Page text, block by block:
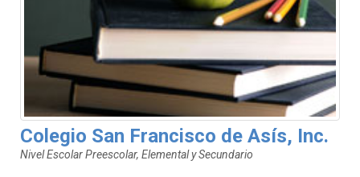
Colegio San Francisco de Asís, Inc.
Nivel Escolar Preescolar, Elemental y Secundario